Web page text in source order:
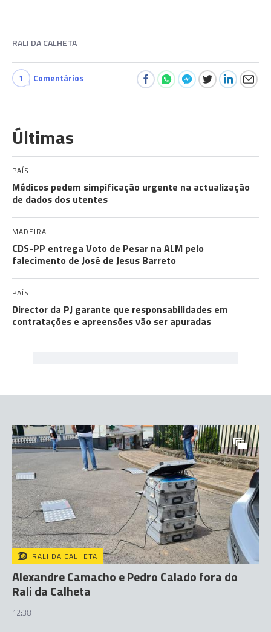
RALI DA CALHETA
1 Comentários
Últimas
PAÍS
Médicos pedem simpificação urgente na actualização
de dados dos utentes
MADEIRA
CDS-PP entrega Voto de Pesar na ALM pelo
falecimento de José de Jesus Barreto
PAÍS
Director da PJ garante que responsabilidades em
contratações e apreensões vão ser apuradas
RALI DA CALHETA
Alexandre Camacho e Pedro Calado fora do
Rali da Calheta
12:38